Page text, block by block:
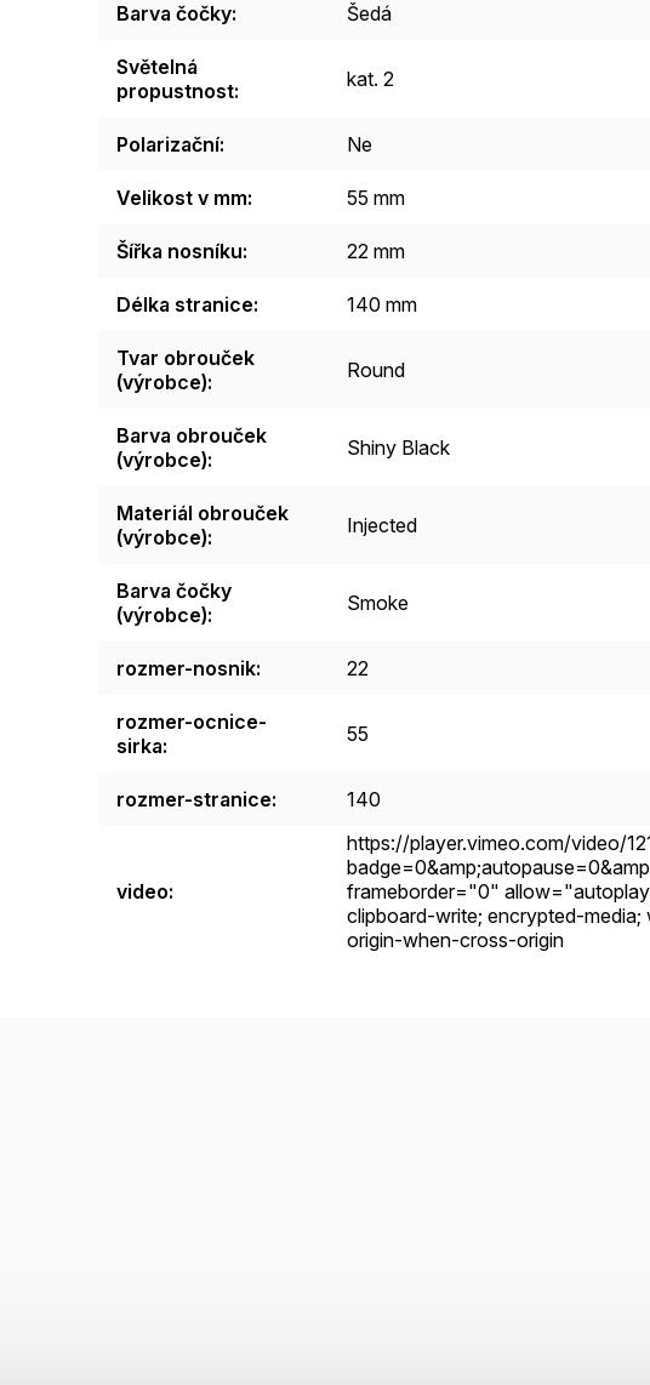
Barva čočky: Šedá
Světelná
propustnost: kat. 2
Polarizační: Ne
Velikost v mm: 55 mm
Šířka nosníku: 22 mm
Délka stranice: 140 mm
Tvar obrouček
(výrobce): Round
Barva obrouček
(výrobce): Shiny Black
Materiál obrouček
(výrobce): Injected
Barva čočky
(výrobce): Smoke
rozmer-nosnik: 22
rozmer-ocnice-
sirka: 55
rozmer-stranice: 140
video:
https://player.vimeo.com/video/
frameborder="0"
clipboard-write; encrypted-
origin-when-cross-origin